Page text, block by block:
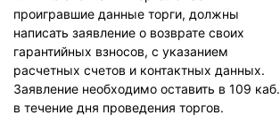
проигравшие данные торги, должны
написать заявление о возврате своих
гарантийных взносов, с указанием
расчетных счетов и контактных данных.
Заявление необходимо оставить в 109 каб.
в течение дня проведения торгов.